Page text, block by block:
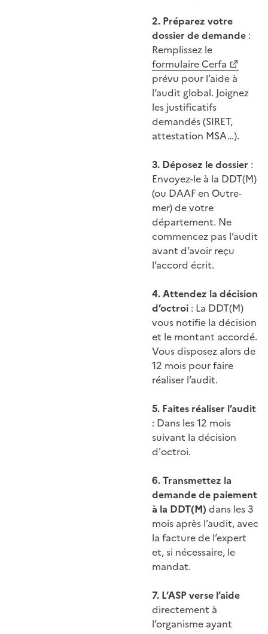
2. Préparez votre
dossier de demande :
Remplissez le
formulaire Cerfa
prévu pour l’aide à
l’audit global. Joignez
les justificatifs
demandés (SIRET,
attestation MSA…).
3. Déposez le dossier :
Envoyez-le à la DDT(M)
(ou DAAF en Outre-
mer) de votre
département. Ne
commencez pas l’audit
avant d’avoir reçu
l’accord écrit.
4. Attendez la décision
d’octroi : La DDT(M)
vous notifie la décision
et le montant accordé.
Vous disposez alors de
12 mois pour faire
réaliser l’audit.
5. Faites réaliser l’audit
: Dans les 12 mois
suivant la décision
d'octroi.
6. Transmettez la
demande de paiement
à la DDT(M) dans les 3
mois après l’audit, avec
la facture de l’expert
et, si nécessaire, le
mandat.
7. L’ASP verse l’aide
directement à
l’organisme ayant